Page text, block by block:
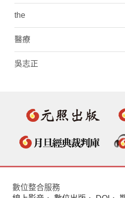
the
醫療
吳志正
數位整合服務